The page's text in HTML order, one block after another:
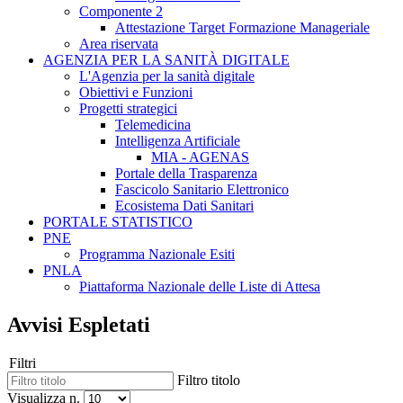
Componente 2
Attestazione Target Formazione Manageriale
Area riservata
AGENZIA PER LA SANITÀ DIGITALE
L'Agenzia per la sanità digitale
Obiettivi e Funzioni
Progetti strategici
Telemedicina
Intelligenza Artificiale
MIA - AGENAS
Portale della Trasparenza
Fascicolo Sanitario Elettronico
Ecosistema Dati Sanitari
PORTALE STATISTICO
PNE
Programma Nazionale Esiti
PNLA
Piattaforma Nazionale delle Liste di Attesa
Avvisi Espletati
Filtri
Filtro titolo
Visualizza n.